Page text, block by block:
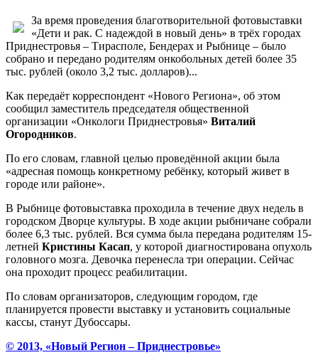
За время проведения благотворительной фотовыставки
«Дети и рак. С надеждой в новый день» в трёх городах
Приднестровья – Тирасполе, Бендерах и Рыбнице – было
собрано и передано родителям онкобольных детей более 35
тыс. рублей (около 3,2 тыс. долларов)...
Как передаёт корреспондент «Нового Региона», об этом
сообщил заместитель председателя общественной
организации «Онкологи Приднестровья» Виталий
Огородников.
По его словам, главной целью проведённой акции была
«адресная помощь конкретному ребёнку, который живет в
городе или районе».
В Рыбнице фотовыставка проходила в течение двух недель в
городском Дворце культуры. В ходе акции рыбничане собрали
более 6,3 тыс. рублей. Вся сумма была передана родителям 15-
летней Кристины Касап, у которой диагностирована опухоль
головного мозга. Девочка перенесла три операции. Сейчас
она проходит процесс реабилитации.
По словам организаторов, следующим городом, где
планируется провести выставку и установить социальные
кассы, станут Дубоссары.
© 2013, «Новый Регион – Приднестровье»